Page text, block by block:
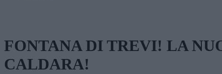
FONTANA DI TREVI! LA
CALDARA!